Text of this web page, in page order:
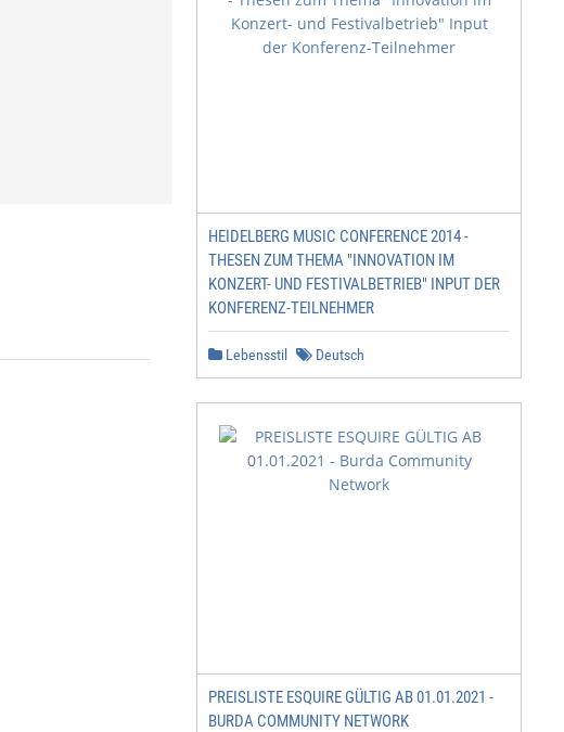
HEIDELBERG MUSIC CONFERENCE 2014 -
THESEN ZUM THEMA "INNOVATION IM
KONZERT- UND FESTIVALBETRIEB" INPUT DER
KONFERENZ-TEILNEHMER
Lebensstil Deutsch
PREISLISTE ESQUIRE GÜLTIG AB 01.01.2021 -
BURDA COMMUNITY NETWORK